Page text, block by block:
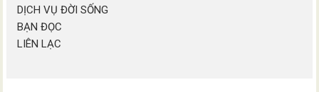
DỊCH VỤ ĐỜI SỐNG
BẠN ĐỌC
LIÊN LẠC